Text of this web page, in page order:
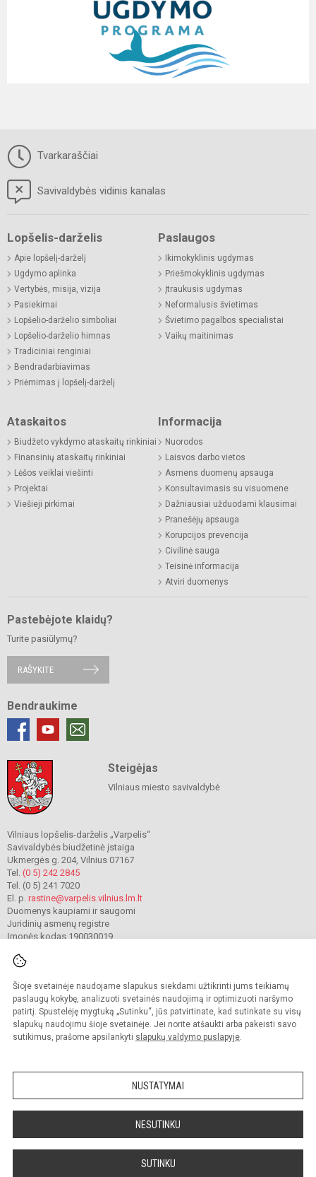
Šioje svetainėje naudojame slapukus siekdami užtikrinti jums teikiamų
paslaugų kokybę, analizuoti svetainės naudojimą ir optimizuoti naršymo
patirtį. Spustelėję mygtuką „Sutinku“, jūs patvirtinate, kad sutinkate su visų
slapukų naudojimu šioje svetainėje. Jei norite atšaukti arba pakeisti savo
sutikimus, prašome apsilankyti slapukų valdymo puslapyje.
NUSTATYMAI
NESUTINKU
SUTINKU
Tvarkaraščiai
Savivaldybės vidinis kanalas
Lopšelis-darželis
Apie lopšelį-darželį
Ugdymo aplinka
Vertybės, misija, vizija
Pasiekimai
Lopšelio-darželio simboliai
Lopšelio-darželio himnas
Tradiciniai renginiai
Bendradarbiavimas
Priėmimas į lopšelį-darželį
Paslaugos
Ikimokyklinis ugdymas
Priešmokyklinis ugdymas
Įtraukusis ugdymas
Neformalusis švietimas
Švietimo pagalbos specialistai
Vaikų maitinimas
Ataskaitos
Biudžeto vykdymo ataskaitų rinkiniai
Finansinių ataskaitų rinkiniai
Lėšos veiklai viešinti
Projektai
Viešieji pirkimai
Informacija
Nuorodos
Laisvos darbo vietos
Asmens duomenų apsauga
Konsultavimasis su visuomene
Dažniausiai užduodami klausimai
Pranešėjų apsauga
Korupcijos prevencija
Civilinė sauga
Teisinė informacija
Atviri duomenys
Pastebėjote klaidų?
Turite pasiūlymų?
RAŠYKITE
Bendraukime
Steigėjas
Vilniaus miesto savivaldybė
Vilniaus lopšelis-darželis „Varpelis“
Savivaldybės biudžetinė įstaiga
Ukmergės g. 204, Vilnius 07167
Tel. (0 5) 242 2845
Tel. (0 5) 241 7020
El. p. rastine@varpelis.vilnius.lm.lt
Duomenys kaupiami ir saugomi
Juridinių asmenų registre
Įmonės kodas 190030019
© 2023. Vilniaus lopšelis-darželis „Varpelis“. Visos teisės saugomos.
Kopijuoti turinį be raštiško įstaigos administracijos sutikimo griežtai draudžiama.
Prieinamumo paraiška Slapukų valdymas
Sumanus būdas atnaujinti